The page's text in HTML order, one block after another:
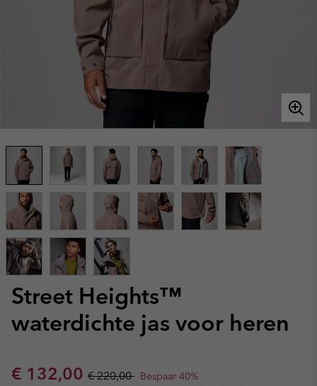
Street Heights™
waterdichte jas voor heren
Sale price:
€ 132,00 Regular price:
€ 220,00 Bespaar 40%